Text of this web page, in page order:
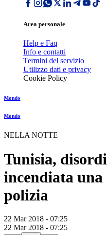
Area personale
Help e Faq
Info e contatti
Termini del servizio
Utilizzo dati e privacy
Cookie Policy
Mondo
Mondo
NELLA NOTTE
Tunisia,
incendiata una
polizia
22 Mar 2018 - 07:25
22 Mar 2018 - 07:25